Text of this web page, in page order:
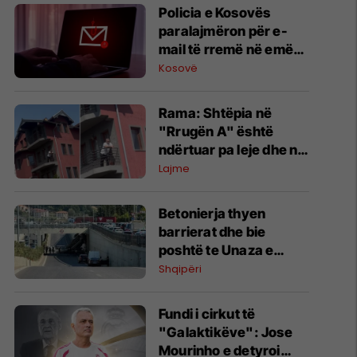
Policia e Kosovës
paralajmëron për e-
mail të rremë në emër
të drejtorit të
Kosovë
Rama: Shtëpia në
"Rrugën A" është
ndërtuar pa leje dhe në
pronë komunale
Lajme
Betonierja thyen
barrierat dhe bie
poshtë te Unaza e
Madhe në Tiranë,
Shqipëri
Fundi i cirkut të
"Galaktikëve": Jose
Mourinho e detyroi